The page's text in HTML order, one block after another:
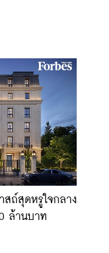
าสถ์สุดหรูใจกลาง
ล้านบาท